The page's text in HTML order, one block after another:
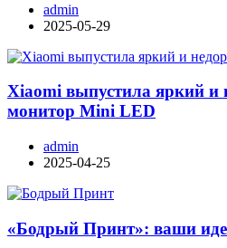
admin
2025-05-29
Xiaomi выпустила яркий и
монитор Mini LED
admin
2025-04-25
«Бодрый Принт»: ваши